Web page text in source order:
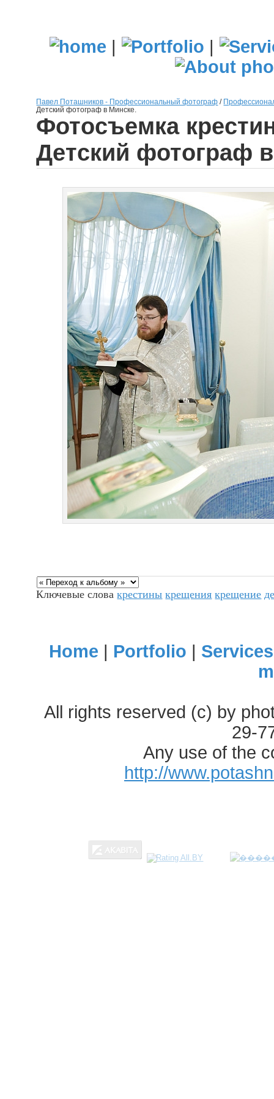
| |
Павел Поташников - Профессиональный фотограф /
Детский фотограф в Минске.
Фотосъемка
Детский фотограф
Ключевые словакрестины крещения крещение
Home | Portfolio | Services
All rights reserved (c) by
29-
Any use of the
http://